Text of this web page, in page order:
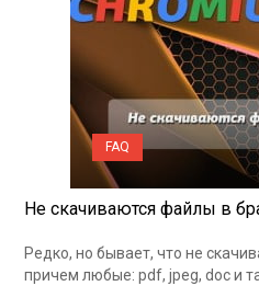
FAQ
Не скачиваются файлы в
Редко, но бывает, что не
причем любые: pdf, jpeg, doc и